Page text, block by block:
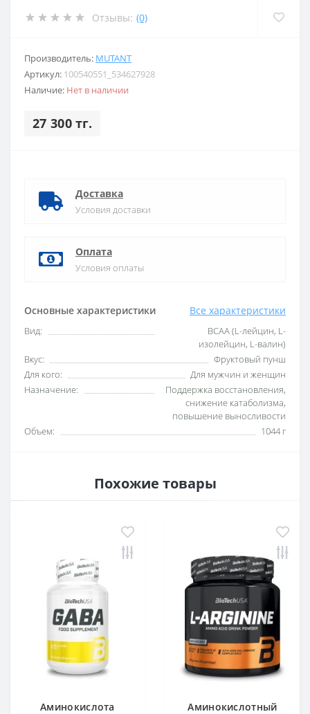
Отзывы: (0)
Производитель: MUTANT
Артикул: 100540551_534627928
Наличие: Нет в наличии
27 300 тг.
Основные характеристики Все характеристики
Вид:
BCAA (L-лейцин, L-
изолейцин, L-валин)
Вкус:
Фруктовый пунш
Для кого:
Для мужчин и женщин
Назначение:
Поддержка восстановления,
снижение катаболизма,
повышение выносливости
Объем:
1044 г
Доставка
Условия доставки
Оплата
Условия оплаты
Похожие товары
Аминокислота
Аминокислотный